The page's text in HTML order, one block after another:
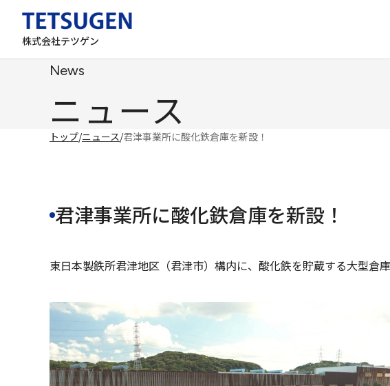
株式会社テツゲン
News
ニュース
トップ/ニュース/君津事業所に酸化鉄倉庫を新設！
君津事業所に酸化鉄倉庫を新設！
東日本製鉄所君津地区（君津市）構内に、酸化鉄を貯蔵する大型倉